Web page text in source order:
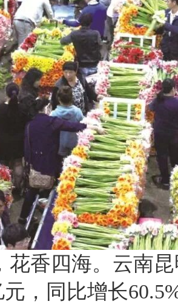
花香四海。云南
元，同比增长